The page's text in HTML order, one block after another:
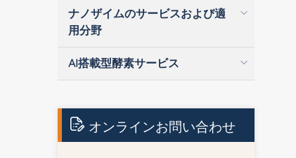
ナノザイムのサービスおよび適
用分野
AI搭載型酵素サービス
オンラインお問い合わせ